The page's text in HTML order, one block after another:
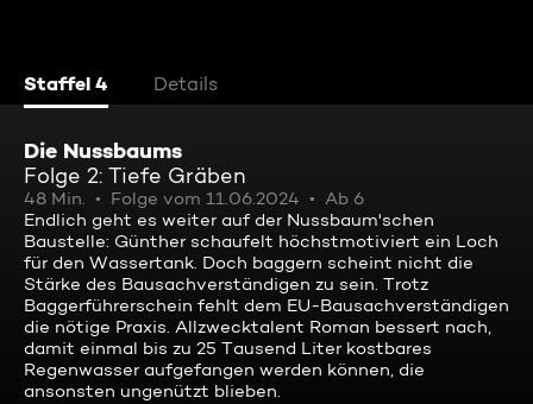
Staffel 4 Details
Die Nussbaums
Folge 2: Tiefe Gräben
48 Min. Folge vom 11.06.2024
Ab 6
Endlich geht es weiter auf der Nussbaum'schen
Baustelle: Günther schaufelt höchstmotiviert ein Loch
für den Wassertank. Doch baggern scheint nicht die
Stärke des Bausachverständigen zu sein. Trotz
Baggerführerschein fehlt dem EU-Bausachverständigen
die nötige Praxis. Allzwecktalent Roman bessert nach,
damit einmal bis zu 25 Tausend Liter kostbares
Regenwasser aufgefangen werden können, die
ansonsten ungenützt blieben.